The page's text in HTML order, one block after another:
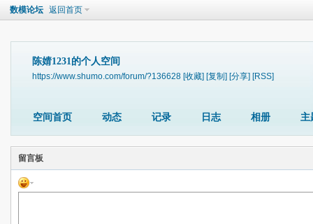
数模论坛 返回首页
陈婧1231的个人空间
https://www.shumo.com/forum/?136628 [收藏] [复制] [分享] [RSS]
空间首页 动态 记录 日志 相册 主
留言板